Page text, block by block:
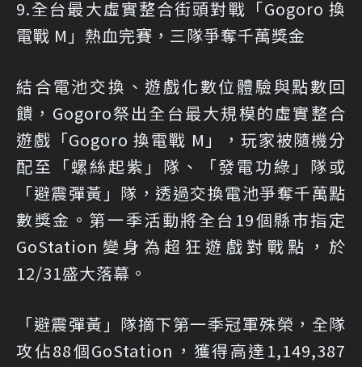
9.全台最大虛實整合街頭對戰「Gogoro 換
電戰 M」熱血完賽，三隊爭奪千萬獎金
結合電池交換、遊戲化數位體驗與點數回
饋，Gogoro祭出全台最大規模的虛實整合
遊戲「Gogoro 換電戰 M」，玩家被隨機分
配至「螺絲起紫」隊、「發電功綠」隊或
「避震彈黃」隊，透過交換電池爭奪千萬點
數獎金。第一季活動將全台19個縣市指定
GoStation變身為超狂遊戲對戰點，於
12/31盛大落幕。
「避震彈黃」隊摘下第一季冠軍殊榮，全隊
攻佔88個GoStation，獲得高達1,149,387